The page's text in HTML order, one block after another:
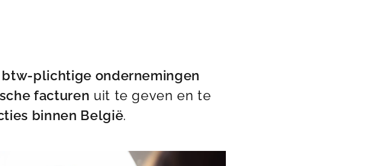
plichtige ondernemingen
facturen uit te geven en te
binnen België.